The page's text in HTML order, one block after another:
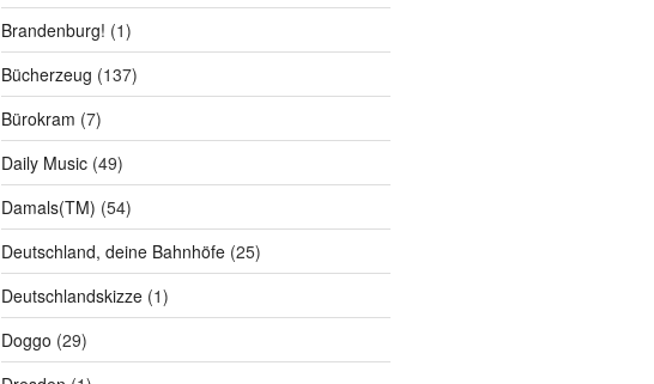
Brandenburg! (1)
Bücherzeug (137)
Bürokram (7)
Daily Music(49)
Damals(TM) (54)
Deutschland, deine Bahnhöfe(25)
Deutschlandskizze(1)
Doggo (29)